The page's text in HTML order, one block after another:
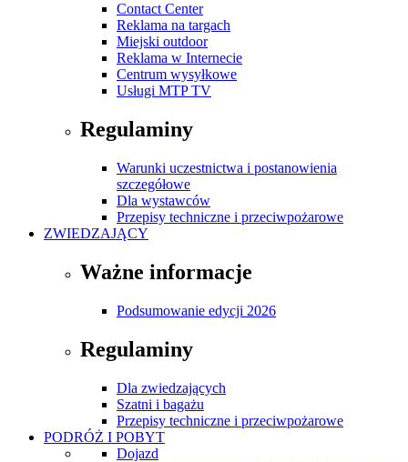
Contact Center
Reklama na targach
Miejski outdoor
Reklama w Internecie
Centrum wysyłkowe
Usługi MTP TV
Regulaminy
Warunki uczestnictwa i postanowienia
szczegółowe
Dla wystawców
Przepisy techniczne i przeciwpożarowe
ZWIEDZAJĄCY
Ważne informacje
Podsumowanie edycji 2026
Regulaminy
Dla zwiedzających
Szatni i bagażu
Przepisy techniczne i przeciwpożarowe
PODRÓŻ I POBYT
Dojazd